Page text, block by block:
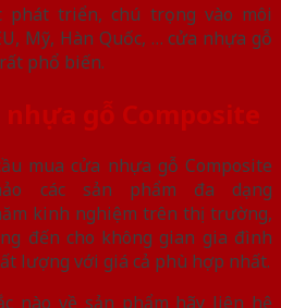
triển, chú trọng vào môi
Mỹ, Hàn Quốc, … cửa nhựa gỗ
phổ biến.
gỗ Composite
mua cửa nhựa gỗ Composite
các sản phẩm đa dạng
kinh nghiệm trên thị trường,
đến cho không gian gia đình
lượng với giá cả phù hợp nhất.
nào về sản phẩm hãy liên hệ